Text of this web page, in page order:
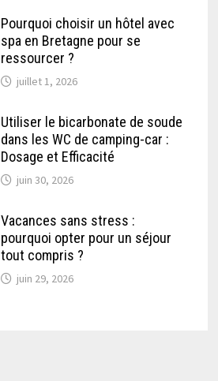
Pourquoi choisir un hôtel avec
spa en Bretagne pour se
ressourcer ?
juillet 1, 2026
Utiliser le bicarbonate de soude
dans les WC de camping-car :
Dosage et Efficacité
juin 30, 2026
Vacances sans stress :
pourquoi opter pour un séjour
tout compris ?
juin 29, 2026